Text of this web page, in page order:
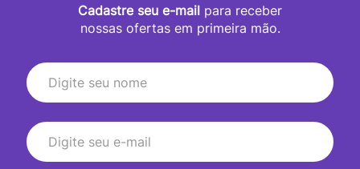
Cadastre seu e-mail para receber
nossas ofertas em primeira mão.